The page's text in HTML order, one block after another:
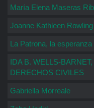
María Elena Maseras
Joanne Kathleen Rowling
La Patrona, la
IDA B. WELLS-
DERECHOS CIVILES
Gabriella Morreale